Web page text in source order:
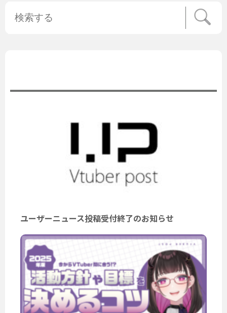
ユーザーニュース投稿受付終了のお知らせ